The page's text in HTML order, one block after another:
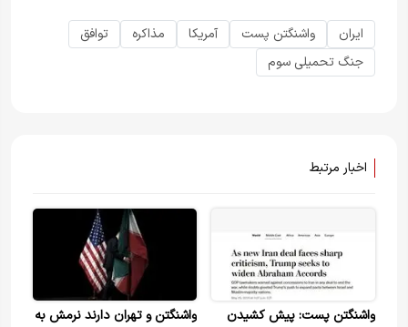
ایران واشنگتن پست آمریکا مذاکره
توافق
جنگ تحمیلی سوم
اخبار مرتبط
واشنگتن پست: پیش کشیدن
واشنگتن و تهران دارند نرمش به